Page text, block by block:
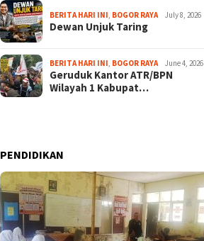
BERITA HARI INI BOGOR RAYA July 8, 2026
Dewan Unjuk Taring
BERITA HARI INI BOGOR RAYA June 4, 2026
Geruduk Kantor ATR/BPN
Wilayah 1 Kabupat…
PENDIDIKAN